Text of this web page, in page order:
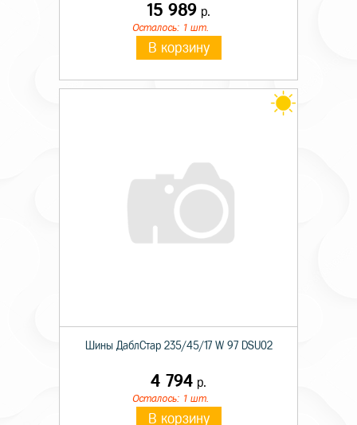
15 989 р.
Осталось: 1 шт.
В корзину
Шины ДаблСтар 235/45/17 W 97 DSU02
4 794 р.
Осталось: 1 шт.
В корзину